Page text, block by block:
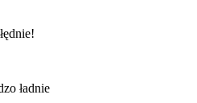
ładnie